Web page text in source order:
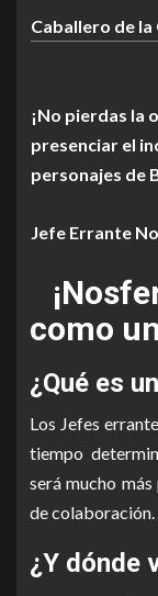
Caballero de la
¡No pierdas la
presenciar el
personajes de
Jefe Errante
como
¿Qué es
Los Jefes
tiempo
será mucho
de colaboración.
¿Y dónde